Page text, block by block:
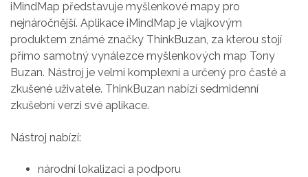
iMindMap představuje myšlenkové mapy pro
nejnáročnější. Aplikace iMindMap je vlajkovým
produktem známé značky ThinkBuzan, za kterou stojí
přímo samotný vynálezce myšlenkových map Tony
Buzan. Nástroj je velmi komplexní a určený pro časté a
zkušené uživatele. ThinkBuzan nabízí sedmidenní
zkušební verzi své aplikace.
Nástroj nabízí:
národní lokalizaci a podporu